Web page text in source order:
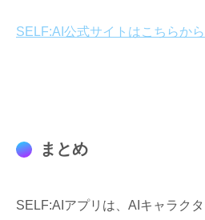
SELF:AI公式サイトはこちらから
まとめ
SELF:AIアプリは、AIキャラク